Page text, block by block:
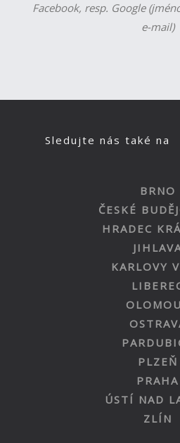
Facebook, resp. Google
e-mail)
Sledujte nás také na
BRNO
ČESKÉ
HRADEC
KARLOVY
PLZEŇ
PRAHA
ÚSTÍ NAD
ZLÍN